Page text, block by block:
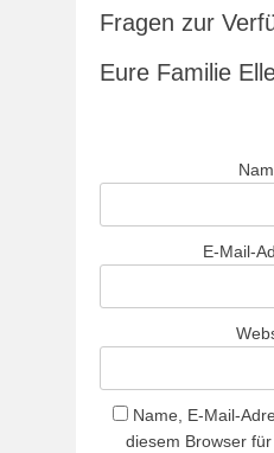
Fragen zur
Eure Familie
E-Mail-
Name, E-Mail-
diesem Browser